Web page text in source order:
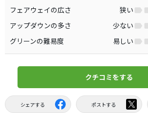
フェアウェイの広さ
狭い
アップダウンの多さ
少ない
グリーンの難易度
易しい
クチコミをする
シェアする ポストする